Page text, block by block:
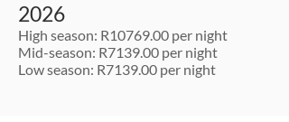
2026
High season: R10769.00 per night
Mid-season: R7139.00 per night
Low season: R7139.00 per night